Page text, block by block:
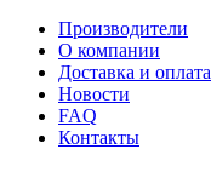
Производители
О компании
Доставка и оплата
Новости
FAQ
Контакты